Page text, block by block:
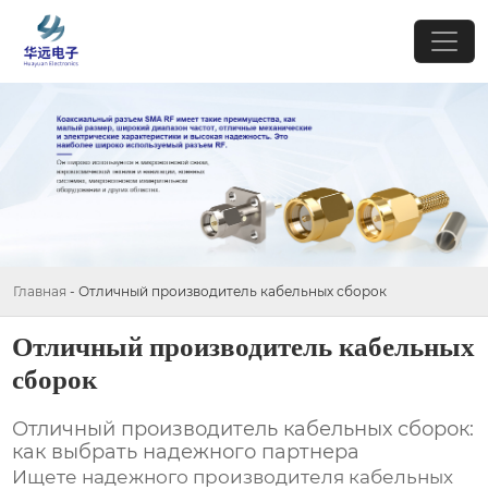
Главная - Отличный производитель кабельных сборок
Отличный производитель кабельных
сборок
Отличный производитель кабельных сборок:
как выбрать надежного партнера
Ищете надежного производителя кабельных